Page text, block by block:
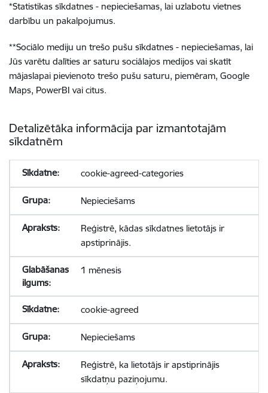
*Statistikas sīkdatnes - nepieciešamas, lai uzlabotu vietnes
darbību un pakalpojumus.
**Sociālo mediju un trešo pušu sīkdatnes - nepieciešamas, lai
Jūs varētu dalīties ar saturu sociālajos medijos vai skatīt
mājaslapai pievienoto trešo pušu saturu, piemēram, Google
Maps, PowerBI vai citus.
Detalizētāka informācija par izmantotajām
sīkdatnēm
cookie-agreed-categories
Nepieciešams
Reģistrē, kādas sīkdatnes lietotājs ir
apstiprinājis.
1 mēnesis
cookie-agreed
Nepieciešams
Reģistrē, ka lietotājs ir apstiprinājis
sīkdatņu paziņojumu.